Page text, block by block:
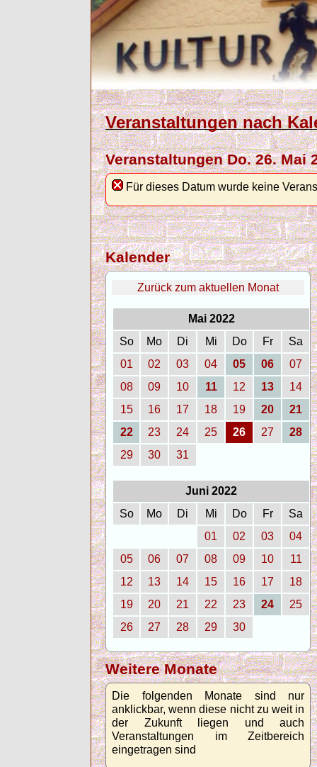
Veranstaltungen nach
Veranstaltungen Do. 26. Mai
Für dieses Datum wurde keine
Kalender
Zurück zum aktuellen Monat
Mai 2022
So
Mo Di Mi Do Fr
Sa
01
02 03 04 05 06
07
08
09 10 11 12 13
14
15
16 17 18 19 20
21
22
23 24 25 26 27
28
29
30 31
Juni 2022
So
Mo Di Mi Do Fr
Sa
01
02 03
04
05
06 07 08 09 10
11
12
13 14 15 16 17
18
19
20 21 22 23 24
25
26
27 28 29 30
Weitere Monate
Die folgenden Monate sind nur
anklickbar, wenn diese nicht zu weit in
der Zukunft liegen und auch
Veranstaltungen im Zeitbereich
eingetragen sind